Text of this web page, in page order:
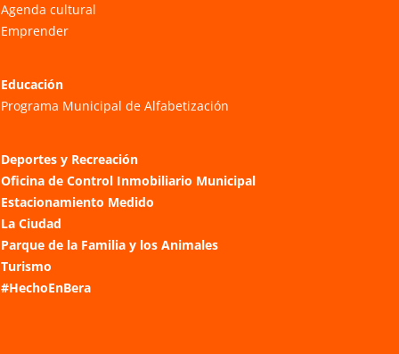
Agenda cultural
Emprender
Educación
Programa Municipal de Alfabetización
Deportes y Recreación
Oficina de Control Inmobiliario Municipal
Estacionamiento Medido
La Ciudad
Parque de la Familia y los Animales
Turismo
#HechoEnBera